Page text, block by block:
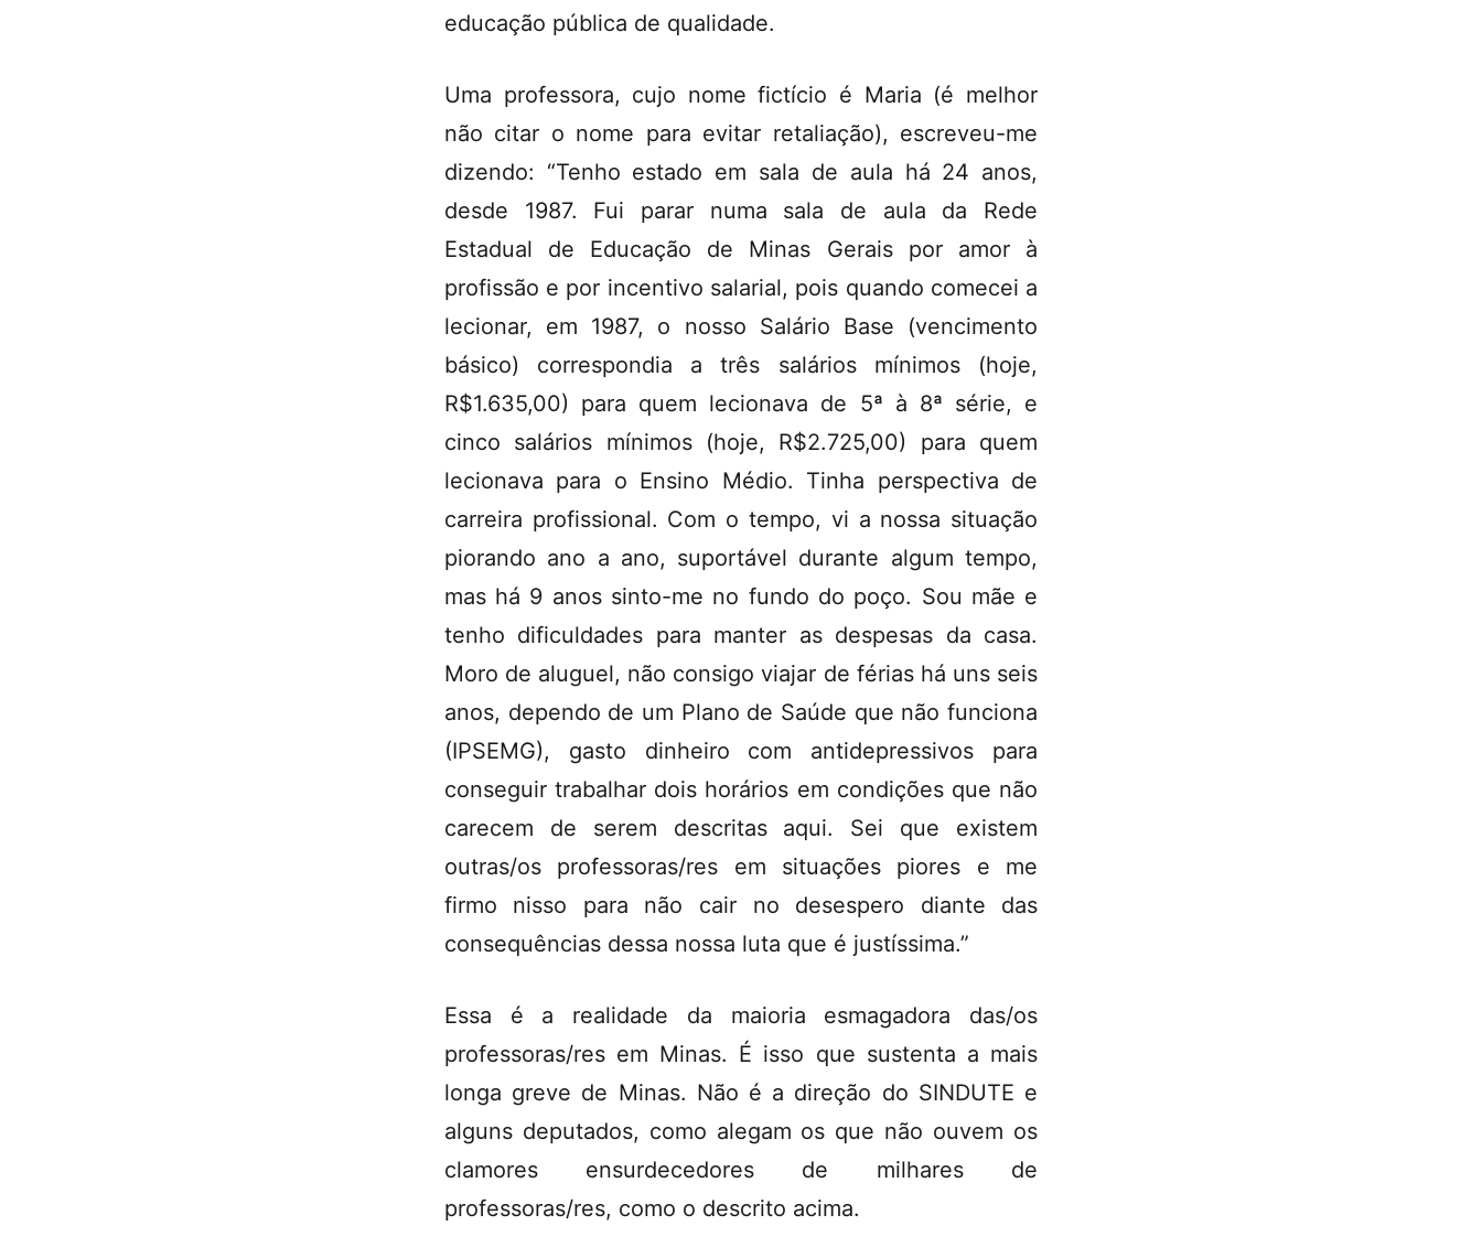
educação pública de qualidade.
Uma professora, cujo nome fictício é Maria (é melhor
não citar o nome para evitar retaliação), escreveu-me
dizendo: “Tenho estado em sala de aula há 24 anos,
desde 1987. Fui parar numa sala de aula da Rede
Estadual de Educação de Minas Gerais por amor à
profissão e por incentivo salarial, pois quando comecei a
lecionar, em 1987, o nosso Salário Base (vencimento
básico) correspondia a três salários mínimos (hoje,
R$1.635,00) para quem lecionava de 5ª à 8ª série, e
cinco salários mínimos (hoje, R$2.725,00) para quem
lecionava para o Ensino Médio. Tinha perspectiva de
carreira profissional. Com o tempo, vi a nossa situação
piorando ano a ano, suportável durante algum tempo,
mas há 9 anos sinto-me no fundo do poço. Sou mãe e
tenho dificuldades para manter as despesas da casa.
Moro de aluguel, não consigo viajar de férias há uns seis
anos, dependo de um Plano de Saúde que não funciona
(IPSEMG), gasto dinheiro com antidepressivos para
conseguir trabalhar dois horários em condições que não
carecem de serem descritas aqui. Sei que existem
outras/os professoras/res em situações piores e me
firmo nisso para não cair no desespero diante das
consequências dessa nossa luta que é justíssima.”
Essa é a realidade da maioria esmagadora das/os
professoras/res em Minas. É isso que sustenta a mais
longa greve de Minas. Não é a direção do SINDUTE e
alguns deputados, como alegam os que não ouvem os
clamores ensurdecedores de milhares de
professoras/res, como o descrito acima.